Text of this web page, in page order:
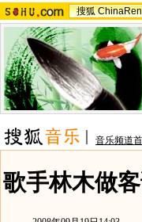
搜狐 ChinaRen
音乐频道
歌手林木做